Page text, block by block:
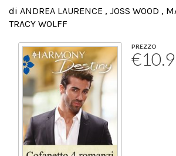
Calendario
di ANDREA LAURENCE , JOSS WOOD ,
TRACY WOLFF
PREZZO